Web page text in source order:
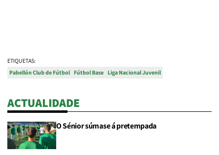
ETIQUETAS:
Pabellón Club de Fútbol Fútbol Base Liga Nacional Juvenil
ACTUALIDADE
O Sénior súmase á pretempada